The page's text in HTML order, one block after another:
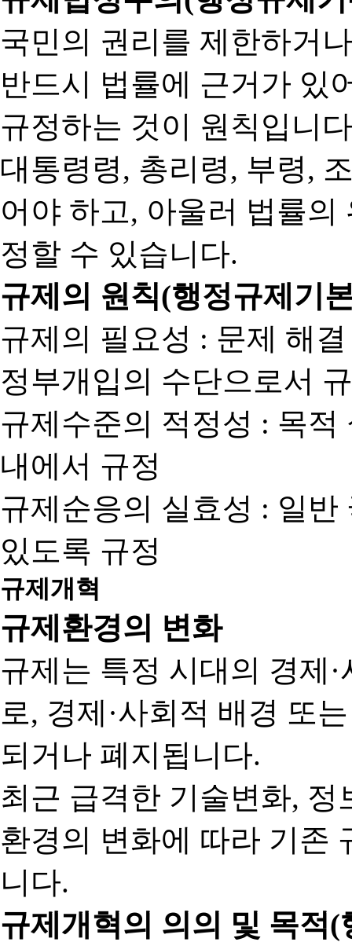
국민의 권리를 제한하거
반드시 법률에 근거가 있
규정하는 것이 원칙입니
대통령령, 총리령, 부령,
어야 하고, 아울러 법률
정할 수 있습니다.
규제의 원칙(행정규제기
규제의 필요성 : 문제 해
정부개입의 수단으로서
규제수준의 적정성 : 목
내에서 규정
규제순응의 실효성 : 일
있도록 규정
규제개혁
규제환경의 변화
규제는 특정 시대의 경제
로, 경제·사회적 배경 또
되거나 폐지됩니다.
최근 급격한 기술변화,
환경의 변화에 따라 기존
니다.
규제개혁의 의의 및 목적